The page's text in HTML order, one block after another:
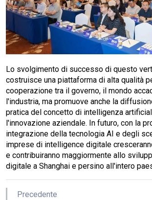
Lo svolgimento di successo di questo
costruisce una piattaforma di alta qualità
cooperazione tra il governo, il mondo
l'industria, ma promuove anche la
pratica del concetto di intelligenza
l'innovazione aziendale. In futuro, con la
integrazione della tecnologia AI e degli
imprese di intelligence digitale
e contribuiranno maggiormente allo
digitale a Shanghai e persino all'intero
Precedente